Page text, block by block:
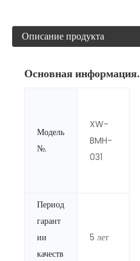
Описание продукта
Основная информация.
Модель
№.
XW-
BMH-
031
Период
гарант
ии
качеств
5 лет